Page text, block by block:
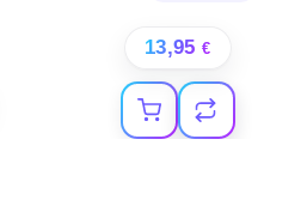
13,95 €